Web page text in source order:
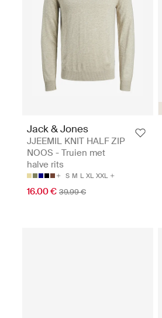
Jack & Jones
JJEEMIL KNIT HALF ZIP
NOOS - Truien met
halve rits
S M L XL XXL
16.00 € 39.99 €